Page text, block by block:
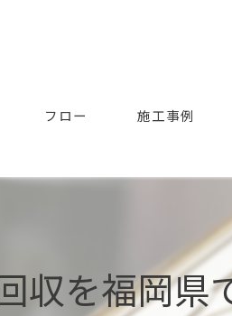
フロー 施工事例
収を福岡県